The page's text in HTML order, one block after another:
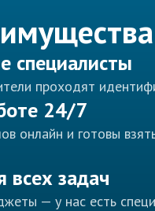
специалисты
проходят
24/7
онлайн и готовы
всех задач
— у нас есть